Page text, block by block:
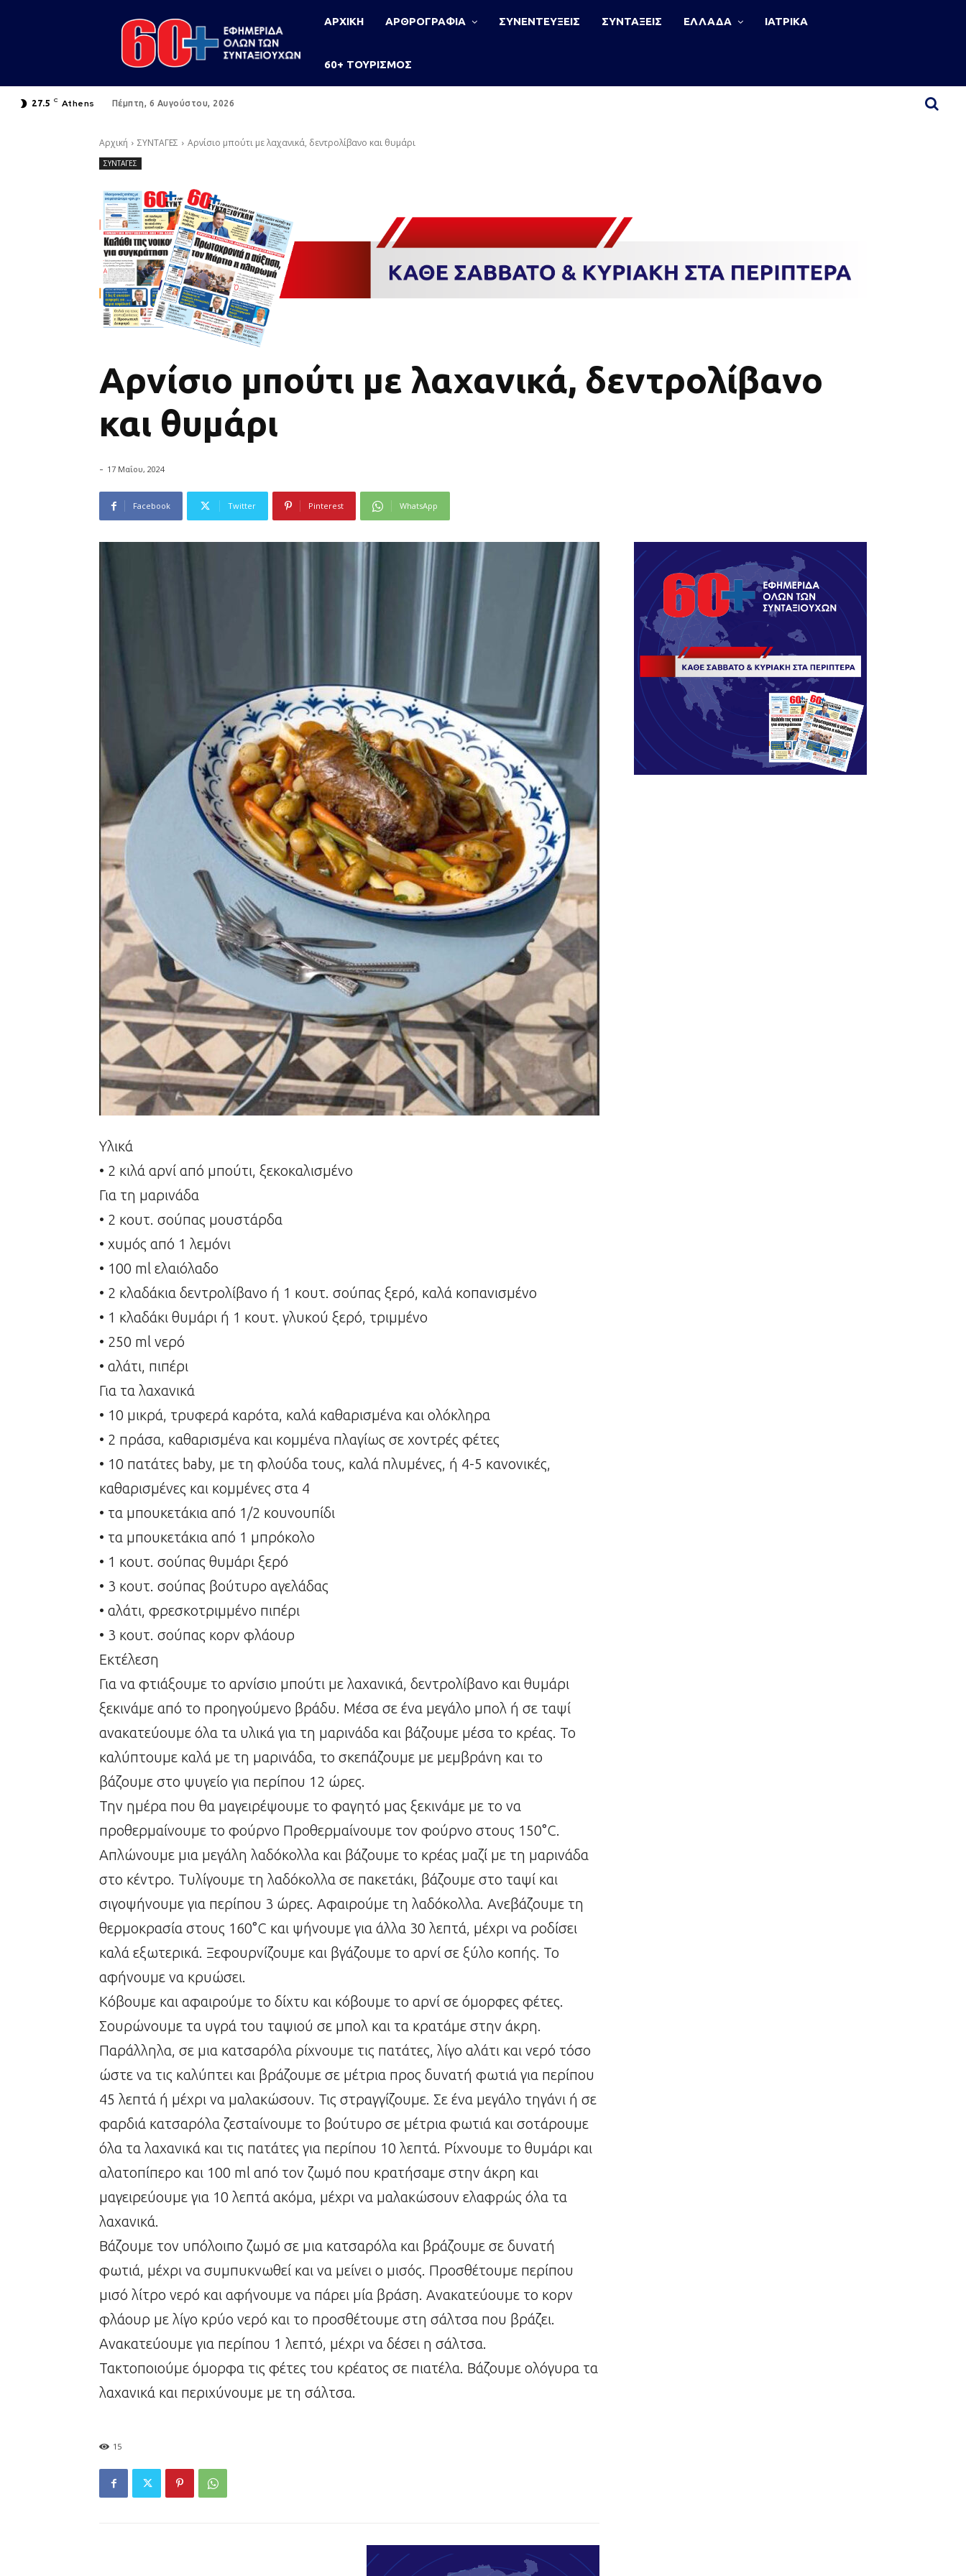
ΑΡΧΙΚΗ ΑΡΘΡΟΓΡΑΦΙΑ ΣΥΝΕΝΤΕΥΞΕΙΣ ΣΥΝΤΑΞΕΙΣ ΕΛΛΑΔΑ ΙΑΤΡΙΚΑ
60+ ΤΟΥΡΙΣΜΟΣ
27.5 C Athens Πέμπτη, 6 Αυγούστου, 2026
Αρχική ΣΥΝΤΑΓΕΣ Αρνίσιο μπούτι με λαχανικά, δεντρολίβανο και θυμάρι
ΣΥΝΤΑΓΕΣ
Αρνίσιο μπούτι με λαχανικά, δεντρολίβανο
και θυμάρι
- 17 Μαΐου, 2024
Facebook Twitter Pinterest WhatsApp
Υλικά
• 2 κιλά αρνί από μπούτι, ξεκοκαλισμένο
Για τη μαρινάδα
• 2 κουτ. σούπας μουστάρδα
• χυμός από 1 λεμόνι
• 100 ml ελαιόλαδο
• 2 κλαδάκια δεντρολίβανο ή 1 κουτ. σούπας ξερό, καλά κοπανισμένο
• 1 κλαδάκι θυμάρι ή 1 κουτ. γλυκού ξερό, τριμμένο
• 250 ml νερό
• αλάτι, πιπέρι
Για τα λαχανικά
• 10 μικρά, τρυφερά καρότα, καλά καθαρισμένα και ολόκληρα
• 2 πράσα, καθαρισμένα και κομμένα πλαγίως σε χοντρές φέτες
• 10 πατάτες baby, με τη φλούδα τους, καλά πλυμένες, ή 4-5 κανονικές,
καθαρισμένες και κομμένες στα 4
• τα μπουκετάκια από 1/2 κουνουπίδι
• τα μπουκετάκια από 1 μπρόκολο
• 1 κουτ. σούπας θυμάρι ξερό
• 3 κουτ. σούπας βούτυρο αγελάδας
• αλάτι, φρεσκοτριμμένο πιπέρι
• 3 κουτ. σούπας κορν φλάουρ
Εκτέλεση
Για να φτιάξουμε το αρνίσιο μπούτι με λαχανικά, δεντρολίβανο και θυμάρι
ξεκινάμε από το προηγούμενο βράδυ. Μέσα σε ένα μεγάλο μπολ ή σε ταψί
ανακατεύουμε όλα τα υλικά για τη μαρινάδα και βάζουμε μέσα το κρέας. Το
καλύπτουμε καλά με τη μαρινάδα, το σκεπάζουμε με μεμβράνη και το
βάζουμε στο ψυγείο για περίπου 12 ώρες.
Την ημέρα που θα μαγειρέψουμε το φαγητό μας ξεκινάμε με το να
προθερμαίνουμε το φούρνο Προθερμαίνουμε τον φούρνο στους 150°C.
Απλώνουμε μια μεγάλη λαδόκολλα και βάζουμε το κρέας μαζί με τη μαρινάδα
στο κέντρο. Τυλίγουμε τη λαδόκολλα σε πακετάκι, βάζουμε στο ταψί και
σιγοψήνουμε για περίπου 3 ώρες. Αφαιρούμε τη λαδόκολλα. Ανεβάζουμε τη
θερμοκρασία στους 160°C και ψήνουμε για άλλα 30 λεπτά, μέχρι να ροδίσει
καλά εξωτερικά. Ξεφουρνίζουμε και βγάζουμε το αρνί σε ξύλο κοπής. Το
αφήνουμε να κρυώσει.
Κόβουμε και αφαιρούμε το δίχτυ και κόβουμε το αρνί σε όμορφες φέτες.
Σουρώνουμε τα υγρά του ταψιού σε μπολ και τα κρατάμε στην άκρη.
Παράλληλα, σε μια κατσαρόλα ρίχνουμε τις πατάτες, λίγο αλάτι και νερό τόσο
ώστε να τις καλύπτει και βράζουμε σε μέτρια προς δυνατή φωτιά για περίπου
45 λεπτά ή μέχρι να μαλακώσουν. Τις στραγγίζουμε. Σε ένα μεγάλο τηγάνι ή σε
φαρδιά κατσαρόλα ζεσταίνουμε το βούτυρο σε μέτρια φωτιά και σοτάρουμε
όλα τα λαχανικά και τις πατάτες για περίπου 10 λεπτά. Ρίχνουμε το θυμάρι και
αλατοπίπερο και 100 ml από τον ζωμό που κρατήσαμε στην άκρη και
μαγειρεύουμε για 10 λεπτά ακόμα, μέχρι να μαλακώσουν ελαφρώς όλα τα
λαχανικά.
Βάζουμε τον υπόλοιπο ζωμό σε μια κατσαρόλα και βράζουμε σε δυνατή
φωτιά, μέχρι να συμπυκνωθεί και να μείνει ο μισός. Προσθέτουμε περίπου
μισό λίτρο νερό και αφήνουμε να πάρει μία βράση. Ανακατεύουμε το κορν
φλάουρ με λίγο κρύο νερό και το προσθέτουμε στη σάλτσα που βράζει.
Ανακατεύουμε για περίπου 1 λεπτό, μέχρι να δέσει η σάλτσα.
Τακτοποιούμε όμορφα τις φέτες του κρέατος σε πιατέλα. Βάζουμε ολόγυρα τα
λαχανικά και περιχύνουμε με τη σάλτσα.
15